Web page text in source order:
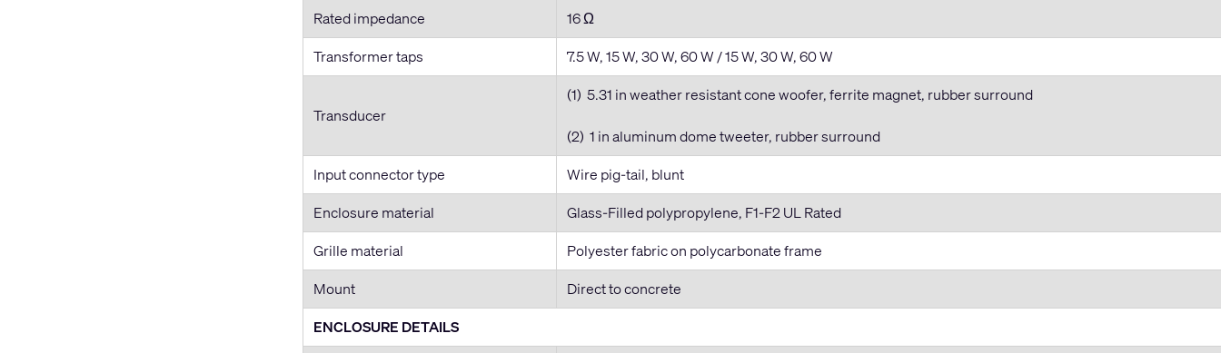
Rated impedance
16 Ω
Transformer taps
7.5 W, 15 W, 30 W, 60 W / 15 W, 30 W, 60 W
Transducer
(1) 5.31 in weather resistant cone woofer, ferrite magnet, rubber surround
(2) 1 in aluminum dome tweeter, rubber surround
Input connector type
Wire pig-tail, blunt
Enclosure material
Glass-Filled polypropylene, F1-F2 UL Rated
Grille material
Polyester fabric on polycarbonate frame
Mount
Direct to concrete
ENCLOSURE DETAILS